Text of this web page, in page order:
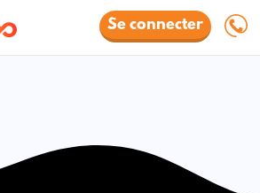
Se connecter